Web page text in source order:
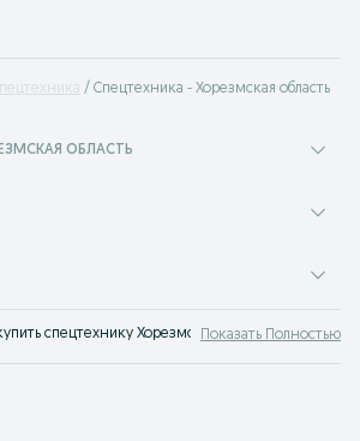
Спецтехника - Хорезмская область
ОБЛАСТЬ
спецтехнику Хорезмская область. На
Показать Полностью